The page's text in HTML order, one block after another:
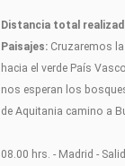
Distancia total
Paisajes: Cruzaremos
hacia el verde País
nos esperan los
de Aquitania camino a
08.00 hrs. - Madrid -